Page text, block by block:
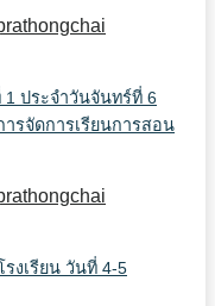
1 ประจำวันจันทร์ที่ 6
รจัดการเรียนการสอน
งเรียน วันที่ 4-5